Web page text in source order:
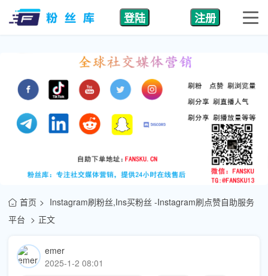
登陆 注册
首页
Instagram刷粉丝,Ins买粉丝 -Instagram刷点赞自助服务
平台
正文
emer
2025-1-2 08:01